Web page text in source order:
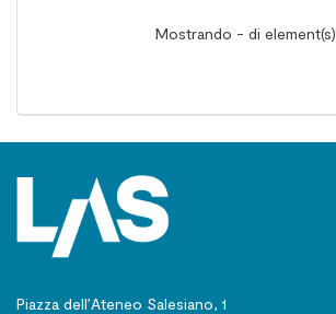
Mostrando - di element(s)
Piazza dell’Ateneo Salesiano, 1